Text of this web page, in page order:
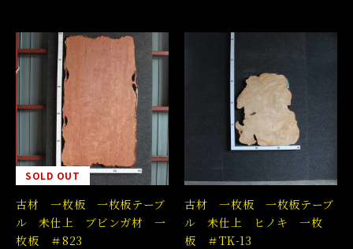
SOLD OUT
古材 一枚板 一枚板テーブ
ル 未仕上 ブビンガ材 一
枚板 ＃823
古材 一枚板 一枚板テーブ
ル 未仕上 ヒノキ 一枚
板 ＃TK-13